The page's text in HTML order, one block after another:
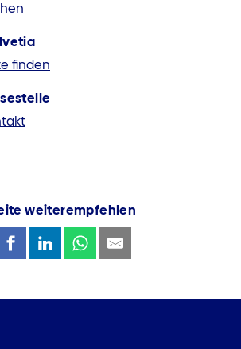
finden
weiterempfehlen